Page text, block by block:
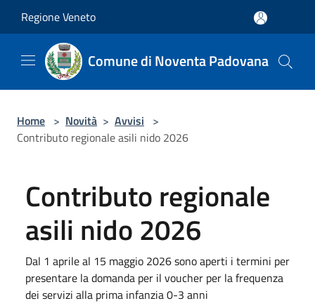
Regione Veneto
Comune di Noventa Padovana
Home > Novità > Avvisi >
Contributo regionale asili nido 2026
Contributo regionale
asili nido 2026
Dal 1 aprile al 15 maggio 2026 sono aperti i termini per
presentare la domanda per il voucher per la frequenza
dei servizi alla prima infanzia 0-3 anni